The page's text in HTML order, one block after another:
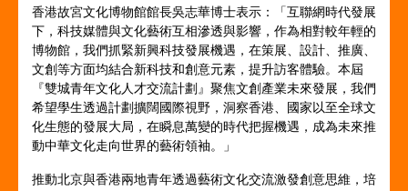
香港故宮文化博物館館長吳志華博士表示：「互聯網時代發展
下，科技媒體與文化藝術互相滲透與影響，作為相對較年輕的
博物館，我們抓緊新興科技發展機遇，在策展、設計、推廣、
文創等方面均結合新科技和創意元素，提升訪客體驗。本屆
『雙城青年文化人才交流計劃』聚焦文創產業未來發展，我們
希望學生透過計劃擴闊國際視野，洞察香港、國家以至全球文
化生態的發展大局，在瞬息萬變的時代把握機遇，成為未來推
動中華文化走向世界的藝術領袖。」
推動北京與香港兩地青年透過藝術文化交流激發創意思維，培